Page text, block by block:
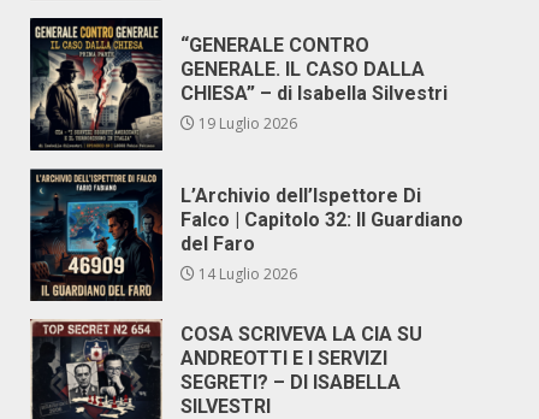
“GENERALE CONTRO
GENERALE. IL CASO DALLA
CHIESA” – di Isabella Silvestri
19 Luglio 2026
L’Archivio dell’Ispettore Di
Falco | Capitolo 32: Il Guardiano
del Faro
14 Luglio 2026
COSA SCRIVEVA LA CIA SU
ANDREOTTI E I SERVIZI
SEGRETI? – DI ISABELLA
SILVESTRI